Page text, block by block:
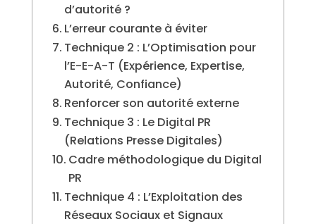
d’autorité ?
L’erreur courante à éviter
Technique 2 : L’Optimisation pour
l’E-E-A-T (Expérience, Expertise,
Autorité, Confiance)
Renforcer son autorité externe
Technique 3 : Le Digital PR
(Relations Presse Digitales)
Cadre méthodologique du Digital
PR
Technique 4 : L’Exploitation des
Réseaux Sociaux et Signaux